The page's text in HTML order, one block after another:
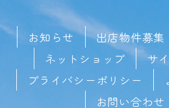
お知らせ 出店物件募集
ネットショップ
サ
プライバシーポリシー
お問い合わせ